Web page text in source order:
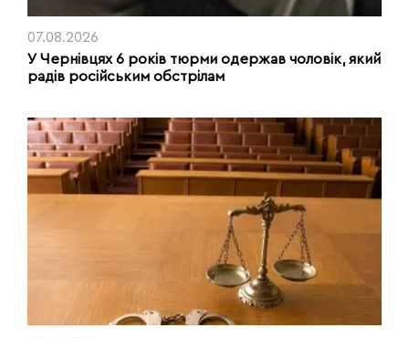
07.08.2026
У Чернівцях 6 років тюрми одержав чоловік, який
радів російським обстрілам